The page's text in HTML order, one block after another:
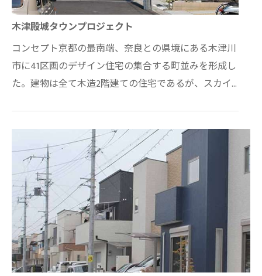
木津殿城タウンプロジェクト
コンセプト京都の最南端、奈良との県境にある木津川
市に41区画のデザイン住宅の集合する町並みを形成し
た。建物は全て木造2階建ての住宅であるが、スカイ